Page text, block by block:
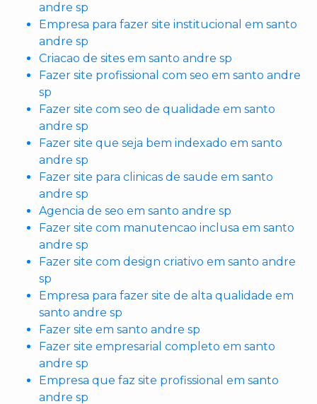
andre sp
Empresa para fazer site institucional em santo
andre sp
Criacao de sites em santo andre sp
Fazer site profissional com seo em santo andre
sp
Fazer site com seo de qualidade em santo
andre sp
Fazer site que seja bem indexado em santo
andre sp
Fazer site para clinicas de saude em santo
andre sp
Agencia de seo em santo andre sp
Fazer site com manutencao inclusa em santo
andre sp
Fazer site com design criativo em santo andre
sp
Empresa para fazer site de alta qualidade em
santo andre sp
Fazer site em santo andre sp
Fazer site empresarial completo em santo
andre sp
Empresa que faz site profissional em santo
andre sp